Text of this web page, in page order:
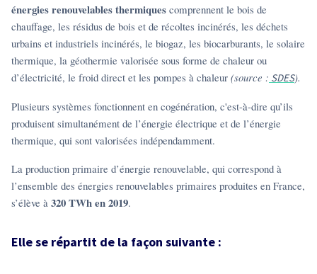
énergies renouvelables thermiques comprennent le bois de
chauffage, les résidus de bois et de récoltes incinérés, les déchets
urbains et industriels incinérés, le biogaz, les biocarburants, le solaire
thermique, la géothermie valorisée sous forme de chaleur ou
d’électricité, le froid direct et les pompes à chaleur (source : SDES).
Plusieurs systèmes fonctionnent en cogénération, c'est-à-dire qu’ils
produisent simultanément de l’énergie électrique et de l’énergie
thermique, qui sont valorisées indépendamment.
La production primaire d’énergie renouvelable, qui correspond à
l’ensemble des énergies renouvelables primaires produites en France,
s’élève à 320 TWh en 2019.
Elle se répartit de la façon suivante :